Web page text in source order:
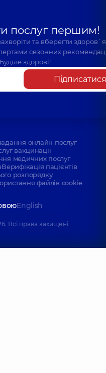
послуг першим!
та вберегти
сезонних
здорові!
Підписатися
онлайн послуг
вакцинації
медичних послуг
Верифікація пацієнтів
розпорядку
файлів cookie
English
Всі права захищені